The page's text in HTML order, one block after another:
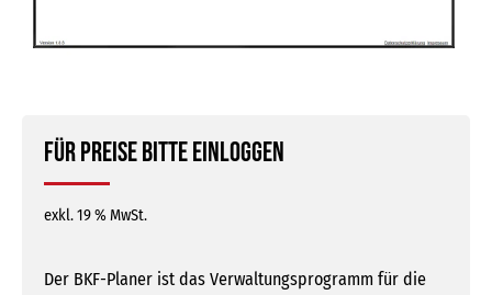
Für Preise bitte einloggen
exkl. 19 % MwSt.
Der BKF-Planer ist das Verwaltungsprogramm für die